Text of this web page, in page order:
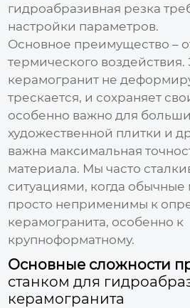
гидроабразивная резка
настройки параметров.
Основное преимущество –
термического воздействия.
керамогранит не
трескается, и сохраняет
особенно важно для
художественной плитки и
важна максимальная
материала. Мы часто
ситуациями, когда обычные
просто неприменимы к
керамогранита, особенно к
крупноформатному.
Основные сложности
станком для
керамогранита